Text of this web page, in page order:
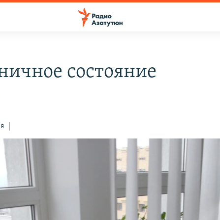
состояние